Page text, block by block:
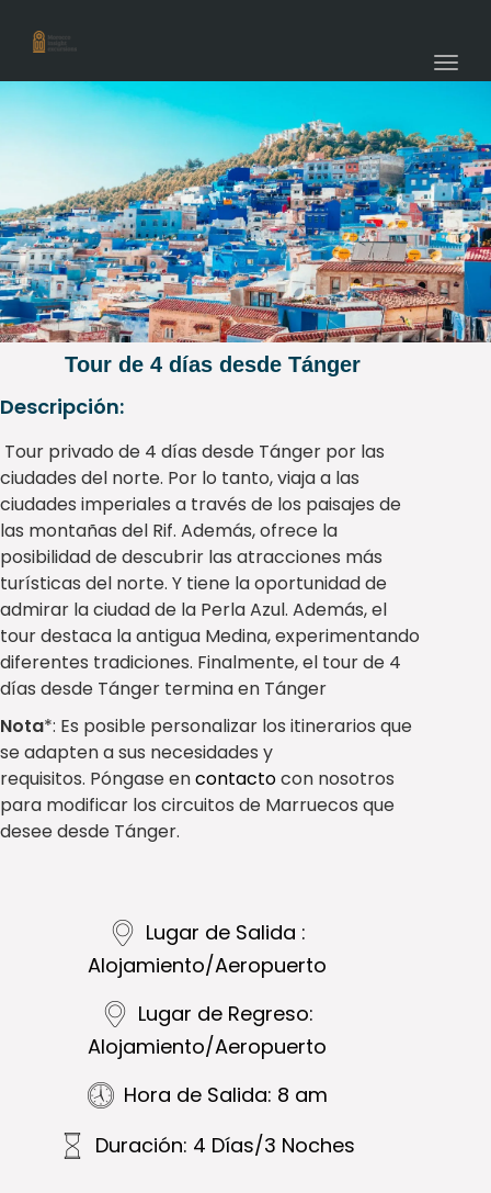
Tour de 4 días desde Tánger
Descripción:
Tour privado de 4 días desde Tánger por las
ciudades del norte. Por lo tanto, viaja a las
ciudades imperiales a través de los paisajes de
las montañas del Rif. Además, ofrece la
posibilidad de descubrir las atracciones más
turísticas del norte. Y tiene la oportunidad de
admirar la ciudad de la Perla Azul. Además, el
tour destaca la antigua Medina, experimentando
diferentes tradiciones. Finalmente, el tour de 4
días desde Tánger termina en Tánger
Nota*: Es posible personalizar los itinerarios que
se adapten a sus necesidades y
requisitos. Póngase encontactocon nosotros
para modificar los circuitos de Marruecos que
desee desde Tánger.
Lugar de Salida :
Alojamiento/Aeropuerto
Lugar de Regreso:
Alojamiento/Aeropuerto
Hora de Salida: 8 am
Duración: 4 Días/3 Noches